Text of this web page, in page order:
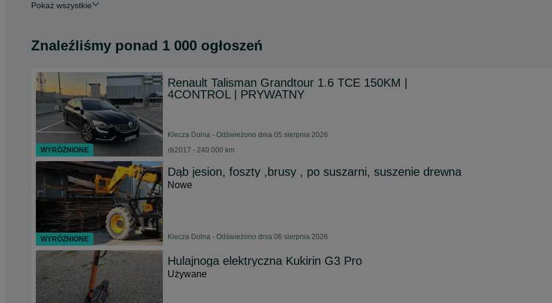
Pokaż wszystkie
Znaleźliśmy ponad 1 000 ogłoszeń
Renault Talisman Grandtour 1.6 TCE 150KM |
4CONTROL | PRYWATNY
Klecza Dolna - Odświeżono dnia 05 sierpnia 2026
2017 - 240 000 km
Dąb jesion, foszty ,brusy , po suszarni, suszenie drewna
Nowe
Klecza Dolna - Odświeżono dnia 06 sierpnia 2026
Hulajnoga elektryczna Kukirin G3 Pro
Używane
WYRÓŻNIONE
WYRÓŻNIONE